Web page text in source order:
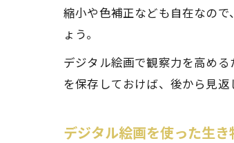
縮小や色補正なども自在なの
ょう。
デジタル絵画で観察力を高め
を保存しておけば、後から見
デジタル絵画を使った生